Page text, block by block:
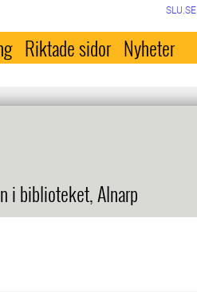
SLU.SE
Riktade sidor Nyheter
i biblioteket, Alnarp